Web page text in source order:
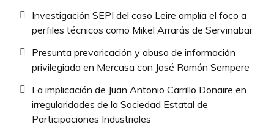
Investigación SEPI del caso Leire amplía el foco a
perfiles técnicos como Mikel Arrarás de Servinabar
Presunta prevaricación y abuso de información
privilegiada en Mercasa con José Ramón Sempere
La implicación de Juan Antonio Carrillo Donaire en
irregularidades de la Sociedad Estatal de
Participaciones Industriales